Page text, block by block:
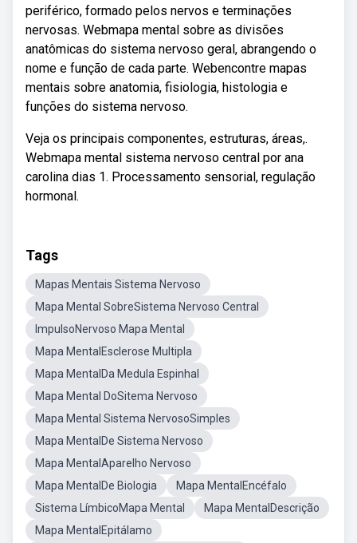
periférico, formado pelos nervos e terminações
nervosas. Webmapa mental sobre as divisões
anatômicas do sistema nervoso geral, abrangendo o
nome e função de cada parte. Webencontre mapas
mentais sobre anatomia, fisiologia, histologia e
funções do sistema nervoso.
Veja os principais componentes, estruturas, áreas,.
Webmapa mental sistema nervoso central por ana
carolina dias 1. Processamento sensorial, regulação
hormonal.
Tags
Mapas Mentais Sistema Nervoso
Mapa Mental SobreSistema Nervoso Central
ImpulsoNervoso Mapa Mental
Mapa MentalEsclerose Multipla
Mapa MentalDa Medula Espinhal
Mapa Mental DoSitema Nervoso
Mapa Mental Sistema NervosoSimples
Mapa MentalDe Sistema Nervoso
Mapa MentalAparelho Nervoso
Mapa MentalDe Biologia
Mapa MentalEncéfalo
Sistema LímbicoMapa Mental
Mapa MentalDescrição
Mapa MentalEpitálamo